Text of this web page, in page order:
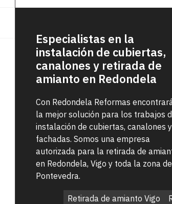
Especialistas en la
instalación de cubiertas,
canalones y retirada de
amianto en Redondela
Con Redondela Reformas
la mejor solución para los trabajos
instalación de cubiertas, canalones y
fachadas. Somos una empresa
autorizada para la retirada de
en Redondela, Vigo y toda la zona de
Pontevedra.
Retirada de amianto Vigo